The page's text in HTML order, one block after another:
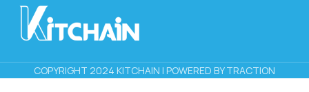
COPYRIGHT 2024 KITCHAIN | POWERED BY TRACTION